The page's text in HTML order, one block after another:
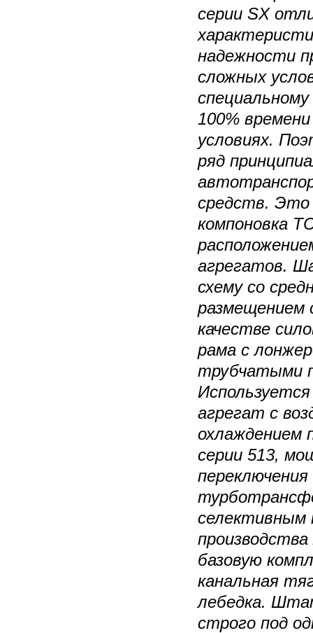
серии SX
надежности
сложных
специальному
100%
условиях.
ряд
средств. Это
компоновка
агрегатов.
схему со
размещением
качестве
рама с
трубчатыми
агрегат с
охлаждением
серии 513,
селективным
базовую
канальная
лебедка.
строго под